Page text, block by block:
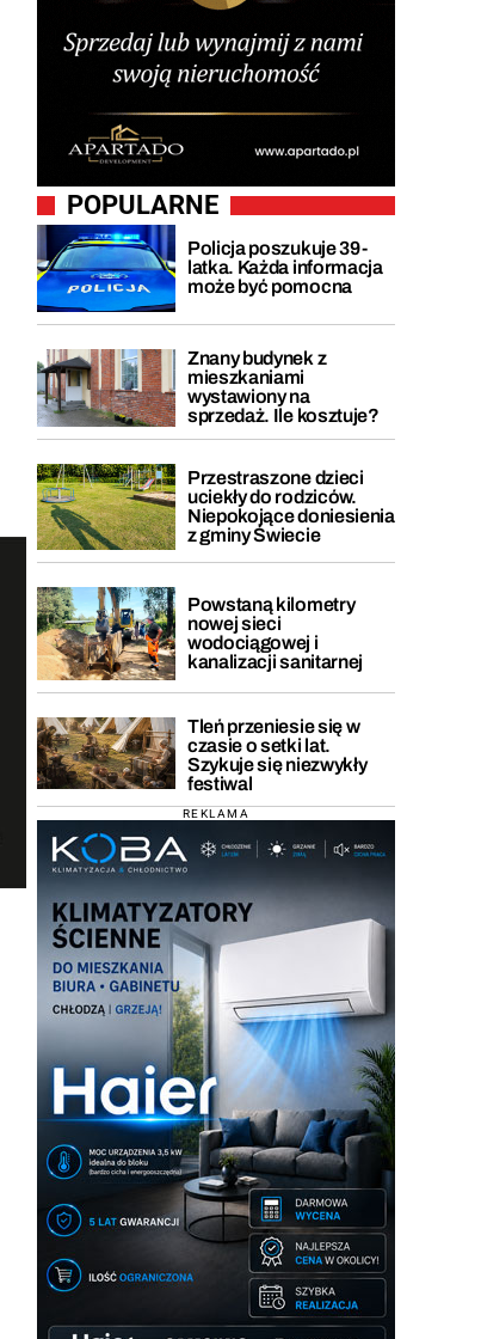
POPULARNE
Policja poszukuje 39-
latka. Każda informacja
może być pomocna
Znany budynek z
mieszkaniami
wystawiony na
sprzedaż. Ile kosztuje?
Przestraszone dzieci
uciekły do rodziców.
Niepokojące doniesienia
z gminy Świecie
Powstaną kilometry
nowej sieci
wodociągowej i
kanalizacji sanitarnej
Tleń przeniesie się w
czasie o setki lat.
Szykuje się niezwykły
festiwal
REKLAMA